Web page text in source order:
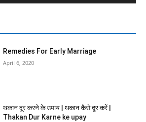
Remedies For Early Marriage
April 6, 2020
थकान दूर करने के उपाय | थकान कैसे दूर करें |
Thakan Dur Karne ke upay